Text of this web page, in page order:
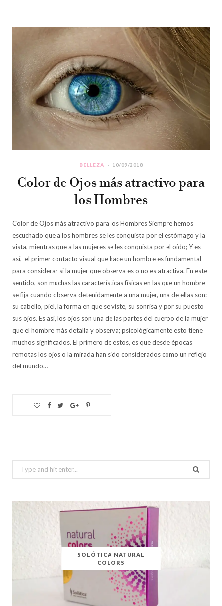
BELLEZA 10/09/2018
Color de Ojos más atractivo para
los Hombres
Color de Ojos más atractivo para los Hombres Siempre hemos
escuchado que a los hombres se les conquista por el estómago y la
vista, mientras que a las mujeres se les conquista por el oído; Y es
así, el primer contacto visual que hace un hombre es fundamental
para considerar si la mujer que observa es o no es atractiva. En este
sentido, son muchas las características físicas en las que un hombre
se fija cuando observa detenidamente a una mujer, una de ellas son:
su cabello, piel, la forma en que se viste, su sonrisa y por su puesto
sus ojos. Es así, los ojos son una de las partes del cuerpo de la mujer
que el hombre más detalla y observa; psicológicamente esto tiene
muchos significados. El primero de estos, es que desde épocas
remotas los ojos o la mirada han sido considerados como un reflejo
del mundo…
Search
for:
SOLÓTICA NATURAL
COLORS